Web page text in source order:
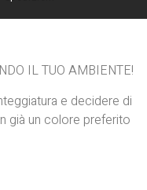
IL TUO AMBIENTE!
e decidere di
già un colore preferito